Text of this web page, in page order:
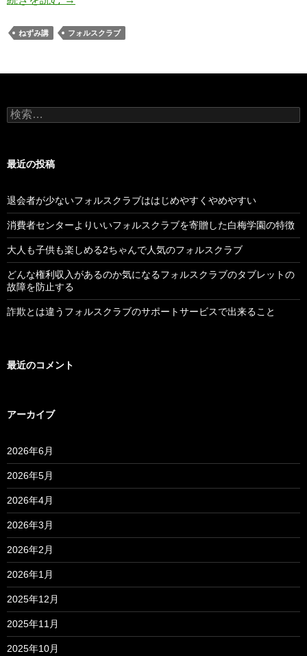
ねずみ講 フォルスクラブ
検
索:
最近の投稿
退会者が少ないフォルスクラブははじめやすくやめやすい
消費者センターよりいいフォルスクラブを寄贈した白梅学園の特徴
大人も子供も楽しめる2ちゃんで人気のフォルスクラブ
どんな権利収入があるのか気になるフォルスクラブのタブレットの
故障を防止する
詐欺とは違うフォルスクラブのサポートサービスで出来ること
最近のコメント
アーカイブ
2026年6月
2026年5月
2026年4月
2026年3月
2026年2月
2026年1月
2025年12月
2025年11月
2025年10月